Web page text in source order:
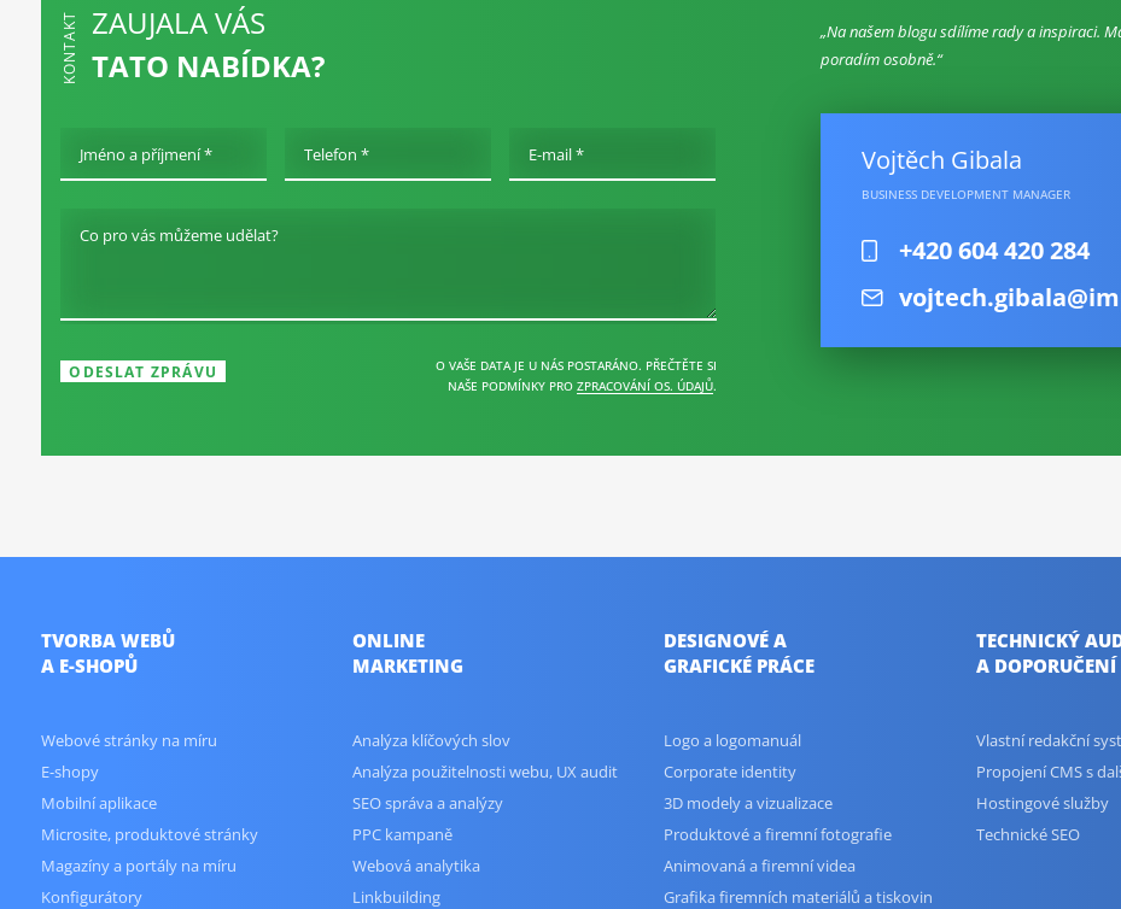
KONTAKT ZAUJALA VÁS
TATO NABÍDKA?
Jméno a příjmení * Telefon * E-mail *
Co pro vás můžeme udělat?
O VAŠE DATA JE U NÁS POSTARÁNO. PŘEČTĚTE SI
NAŠE PODMÍNKY PRO ZPRACOVÁNÍ OS. ÚDAJŮ.
Na našem blogu sdílíme rady a inspiraci.
poradím osobně.
Vojtěch Gibala
BUSINESS DEVELOPMENT MANAGER
+420 604 420 284
TVORBA WEBŮ
A E-SHOPŮ
Webové stránky na míru
E-shopy
Mobilní aplikace
Microsite, produktové stránky
Magazíny a portály na míru
Konfigurátory
ONLINE
MARKETING
Analýza klíčových slov
Analýza použitelnosti webu, UX audit
SEO správa a analýzy
PPC kampaně
Webová analytika
Linkbuilding
DESIGNOVÉ A
GRAFICKÉ PRÁCE
Logo a logomanuál
Corporate identity
3D modely a vizualizace
Produktové a firemní fotografie
Animovaná a firemní videa
Grafika firemních materiálů a tiskovin
TECHNICKÝ
A DOPORUČENÍ
Vlastní redakční
Propojení CMS s
Hostingové služby
Technické SEO